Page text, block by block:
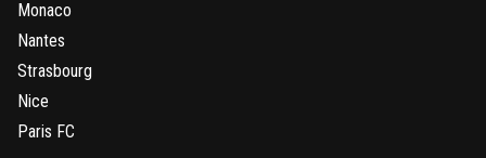
Monaco
Nantes
Strasbourg
Nice
Paris FC